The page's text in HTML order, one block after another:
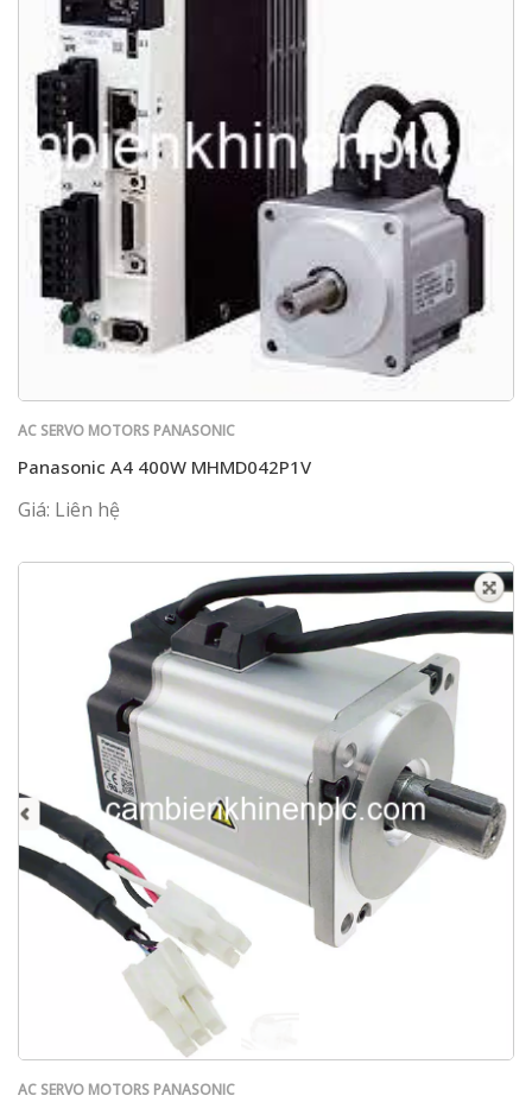
AC SERVO MOTORS PANASONIC
Panasonic A4 400W MHMD042P1V
Giá: Liên hệ
AC SERVO MOTORS PANASONIC